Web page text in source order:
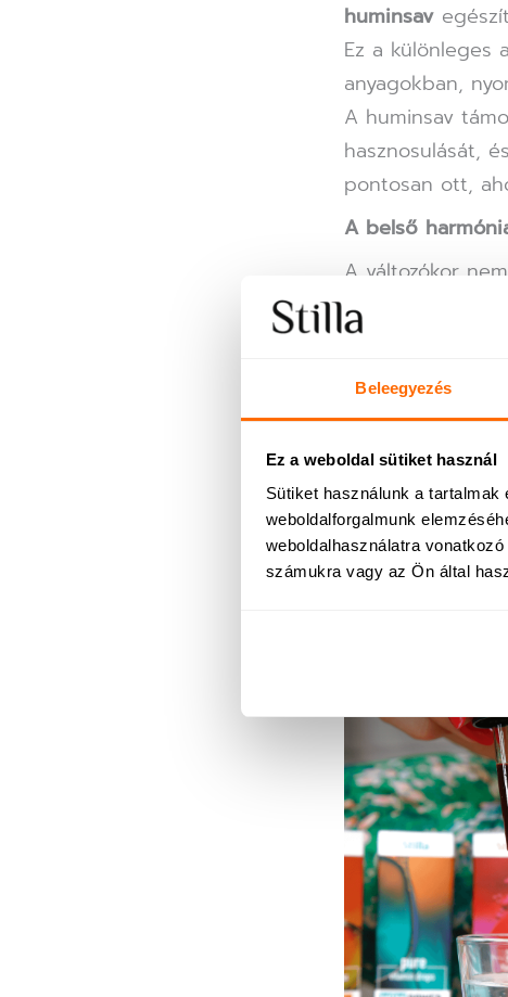
Beleegyezés
Ez a weboldal sütiket használ
Sütiket használunk a
weboldalforgalmunk
weboldalhasználatra
számukra vagy az Ön által
huminsav
Ez a különleges
anyagokban,
A huminsav
hasznosulását,
pontosan ott,
A belső
A változókor
A test másképp
A MenoDíva
elérhetők
A MenoDíva
egyensúly és
Stilla MenoDíva